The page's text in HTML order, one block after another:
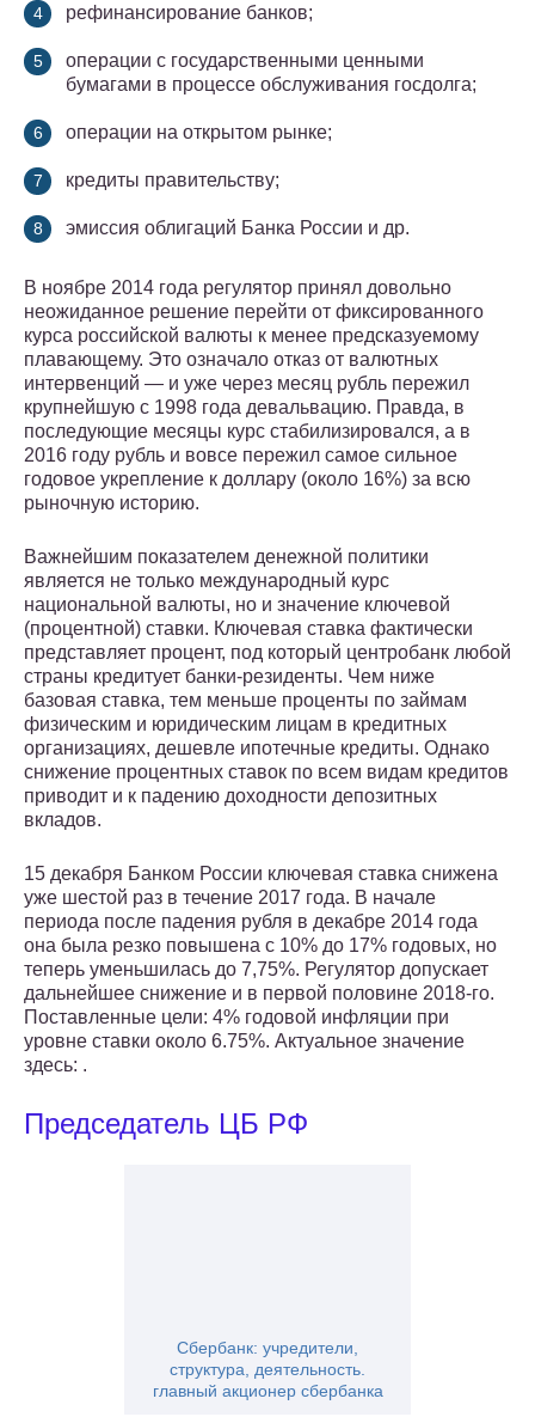
рефинансирование банков;
операции с государственными ценными
бумагами в процессе обслуживания госдолга;
операции на открытом рынке;
кредиты правительству;
эмиссия облигаций Банка России и др.
В ноябре 2014 года регулятор принял довольно
неожиданное решение перейти от фиксированного
курса российской валюты к менее предсказуемому
плавающему. Это означало отказ от валютных
интервенций — и уже через месяц рубль пережил
крупнейшую с 1998 года девальвацию. Правда, в
последующие месяцы курс стабилизировался, а в
2016 году рубль и вовсе пережил самое сильное
годовое укрепление к доллару (около 16%) за всю
рыночную историю.
Важнейшим показателем денежной политики
является не только международный курс
национальной валюты, но и значение ключевой
(процентной) ставки. Ключевая ставка фактически
представляет процент, под который центробанк любой
страны кредитует банки-резиденты. Чем ниже
базовая ставка, тем меньше проценты по займам
физическим и юридическим лицам в кредитных
организациях, дешевле ипотечные кредиты. Однако
снижение процентных ставок по всем видам кредитов
приводит и к падению доходности депозитных
вкладов.
15 декабря Банком России ключевая ставка снижена
уже шестой раз в течение 2017 года. В начале
периода после падения рубля в декабре 2014 года
она была резко повышена с 10% до 17% годовых, но
теперь уменьшилась до 7,75%. Регулятор допускает
дальнейшее снижение и в первой половине 2018-го.
Поставленные цели: 4% годовой инфляции при
уровне ставки около 6.75%. Актуальное значение
здесь: .
Председатель ЦБ РФ
Сбербанк: учредители,
структура, деятельность.
главный акционер сбербанка